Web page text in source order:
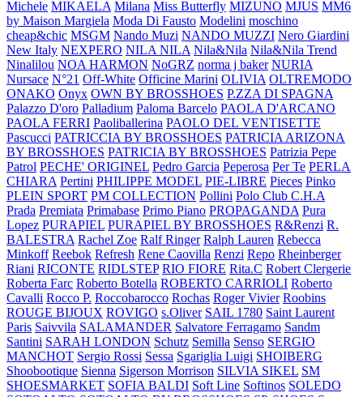
Michele MIKAELA Milana Miss Butterfly MIZUNO MJUS MM6
by Maison Margiela Moda Di Fausto Modelini moschino
cheap&chic MSGM Nando Muzi NANDO MUZZI Nero Giardini
New Italy NEXPERO NILA NILA Nila&Nila Nila&Nila Trend
Ninalilou NOA HARMON NoGRZ norma j baker NURIA
Nursace N°21 Off-White Officine Marini OLIVIA OLTREMODO
ONAKO Onyx OWN BY BROSSHOES P.ZZA DI SPAGNA
Palazzo D'oro Palladium Paloma Barcelo PAOLA D'ARCANO
PAOLA FERRI Paoliballerina PAOLO DEL VENTISETTE
Pascucci PATRICCIA BY BROSSHOES PATRICIA ARIZONA
BY BROSSHOES PATRICIA BY BROSSHOES Patrizia Pepe
Patrol PECHE' ORIGINEL Pedro Garcia Peperosa Per Te PERLA
CHIARA Pertini PHILIPPE MODEL PIE-LIBRE Pieces Pinko
PLEIN SPORT PM COLLECTION Pollini Polo Club C.H.A
Prada Premiata Primabase Primo Piano PROPAGANDA Pura
Lopez PURAPIEL PURAPIEL BY BROSSHOES R&Renzi R.
BALESTRA Rachel Zoe Ralf Ringer Ralph Lauren Rebecca
Minkoff Reebok Refresh Rene Caovilla Renzi Repo Rheinberger
Riani RICONTE RIDLSTEP RIO FIORE Rita.C Robert Clergerie
Roberta Farc Roberto Botella ROBERTO CARRIOLI Roberto
Cavalli Rocco P. Roccobarocco Rochas Roger Vivier Roobins
ROUGE BIJOUX ROVIGO s.Oliver SAIL 1780 Saint Laurent
Paris Saivvila SALAMANDER Salvatore Ferragamo Sandm
Santini SARAH LONDON Schutz Semilla Senso SERGIO
MANCHOT Sergio Rossi Sessa Sgariglia Luigi SHOIBERG
Shoobootique Sienna Sigerson Morrison SILVIA SIKEL SM
SHOESMARKET SOFIA BALDI Soft Line Softinos SOLEDO